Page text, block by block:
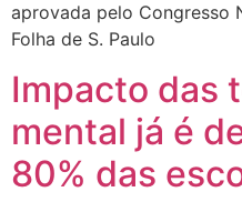
aprovada pelo Congresso
Folha de S. Paulo
Impacto das
mental já é
80% das